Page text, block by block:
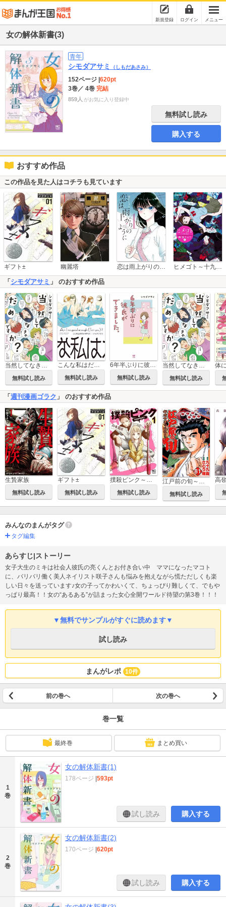
新規登録 ログイン メニュー
女の解体新書(3)
青年
シモダアサミ （しもだあさみ）
152ページ 620pt
3巻／ 4巻 完結
859人 がお気に入り登録中
無料試し読み
購入する
おすすめ作品
この作品を見た人はコチラも見ています
ギフト± 幽麗塔 恋は雨上がりのように ヒメゴト～十九歳の制服～
「 シモダアサミ 」 のおすすめ作品
無料試し読み
こんな私はだめですか？
無料試し読み
6年半ぶりに彼氏ができました。
無料試し読み 無料試し読み
「週刊漫画ゴラク 」 のおすすめ作品
生贄家族
無料試し読み
ギフト±
無料試し読み
撲殺ピンク～性犯罪者処刑人～
無料試し読み
江戸前の旬～後編～（81巻～）
無料試し読み
高
みんなのまんがタグ
タグ編集
あらすじ|ストーリー
女子大生のミキは社会人彼氏の亮くんとお付き合い中 ママになったマコト
に、バリバリ働く美人ネイリスト咲子さんも悩みを抱えながら慌ただしくも楽
しい日々を送っています♪女の子ってかわいくて、ちょっぴり難しくて、でもや
っぱり最高！！女の“あるある”が詰まった女心全開ワールド待望の第3巻！！！
▼無料でサンプルがすぐに読めます▼
試し読み
まんがレポ 10件
前の巻へ 次の巻へ
巻一覧
最終巻 まとめ買い
1
巻
女の解体新書(1)
178ページ 593pt
試し読み 購入する
2
巻
女の解体新書(2)
170ページ 620pt
試し読み 購入する